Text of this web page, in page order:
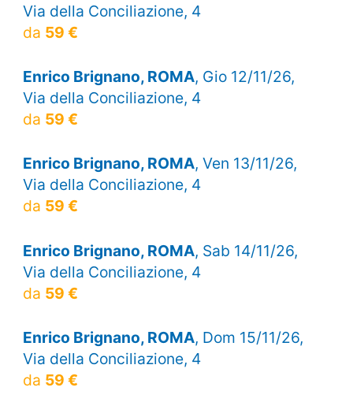
Via della Conciliazione, 4
da 59 €
Enrico Brignano, ROMA, Gio 12/11/26,
Via della Conciliazione, 4
da 59 €
Enrico Brignano, ROMA, Ven 13/11/26,
Via della Conciliazione, 4
da 59 €
Enrico Brignano, ROMA, Sab 14/11/26,
Via della Conciliazione, 4
da 59 €
Enrico Brignano, ROMA, Dom 15/11/26,
Via della Conciliazione, 4
da 59 €